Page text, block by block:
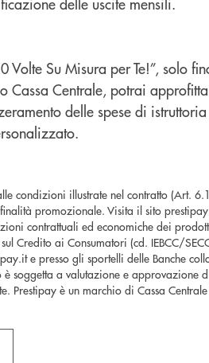
Volte Su Misura per Te!”, solo
Cassa Centrale, potrai
delle spese di
condizioni illustrate nel contratto (Art.
promozionale. Visita il sito
contrattuali ed economiche dei
Credito ai Consumatori (cd. IEBCC/
e presso gli sportelli delle Banche
è soggetta a valutazione e approvazione
Prestipay è un marchio di Cassa